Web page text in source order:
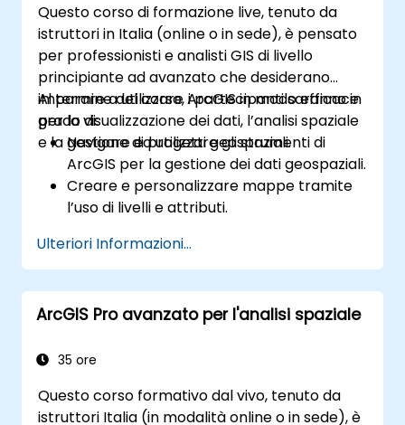
Questo corso di formazione live, tenuto da
istruttori in Italia (online o in sede), è pensato
per professionisti e analisti GIS di livello
principiante ad avanzato che desiderano
imparare a utilizzare ArcGIS in modo efficace
per la visualizzazione dei dati, l’analisi spaziale
e la gestione di progetti geospaziali.
Al termine del corso, i partecipanti saranno in
grado di:
Navigare ed utilizzare gli strumenti di
ArcGIS per la gestione dei dati geospaziali.
Creare e personalizzare mappe tramite
l’uso di livelli e attributi.
operazioni di geoprocessing.
Automatizzare i flussi di lavoro mediante
ModelBuilder e Python.
Ulteriori Informazioni...
ArcGIS Pro avanzato per l'analisi spaziale
35 ore
Questo corso formativo dal vivo, tenuto da
istruttori Italia (in modalità online o in sede), è